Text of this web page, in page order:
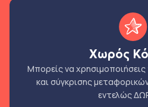
Χωρός
Μπορείς να χρησιμοποιήσεις
και σύγκρισης
εντελώς